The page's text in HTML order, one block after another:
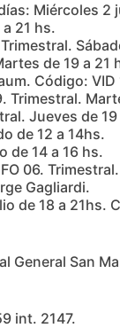
Miércoles
21 hs.
de 19 a 21
Código:
Trimestral.
Jueves de 19
de 12 a 14hs.
de 14 a 16 hs.
06.
Gagliardi.
de 18 a 21hs.
San
int. 2147.